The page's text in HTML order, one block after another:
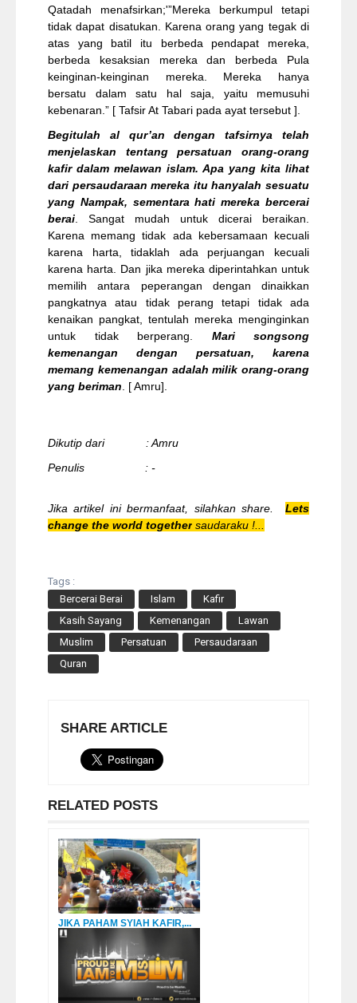
Qatadah menafsirkan;'”Mereka berkumpul tetapi
tidak dapat disatukan. Karena orang yang tegak di
atas yang batil itu berbeda pendapat mereka,
berbeda kesaksian mereka dan berbeda Pula
keinginan-keinginan mereka. Mereka hanya
bersatu dalam satu hal saja, yaitu memusuhi
kebenaran.” [ Tafsir At Tabari pada ayat tersebut ].
Begitulah al qur’an dengan tafsirnya telah
menjelaskan tentang persatuan orang-orang
kafir dalam melawan islam. Apa yang kita lihat
dari persaudaraan mereka itu hanyalah sesuatu
yang Nampak, sementara hati mereka bercerai
berai . Sangat mudah untuk dicerai beraikan.
Karena memang tidak ada kebersamaan kecuali
karena harta, tidaklah ada perjuangan kecuali
karena harta. Dan jika mereka diperintahkan untuk
memilih antara peperangan dengan dinaikkan
pangkatnya atau tidak perang tetapi tidak ada
kenaikan pangkat, tentulah mereka menginginkan
untuk tidak berperang. Mari songsong
kemenangan dengan persatuan, karena
memang kemenangan adalah milik orang-orang
yang beriman . [ Amru].
Dikutip dari : Amru
Penulis : -
Jika artikel ini bermanfaat, silahkan share. Lets
change the world together saudaraku !...
Tags :
Bercerai Berai
Islam
Kafir
Kasih Sayang
Kemenangan
Lawan
Muslim
Persatuan
Persaudaraan
Quran
SHARE ARTICLE
RELATED POSTS
JIKA PAHAM SYIAH KAFIR,...